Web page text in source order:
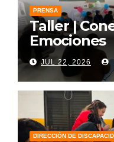
PRENSA
Taller |
Emociones
JUL 22, 2026
DIRECCIÓN DE